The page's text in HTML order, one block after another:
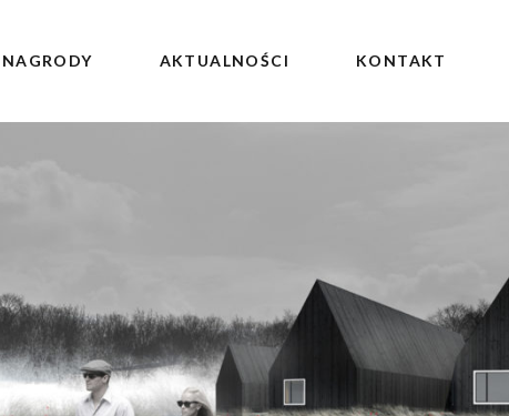
NAGRODY AKTUALNOŚCI KONTAKT